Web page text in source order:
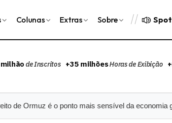
Colunas Extras Sobre
de Inscritos +35 milhõesHoras de Exibição
é o ponto mais sensível da economia global?